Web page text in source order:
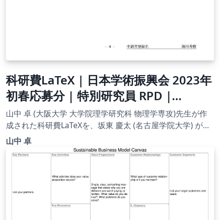
科研費LaTeX | 日本学術振興会 2023年
初春応募分 | 特別研究員 RPD |
2023.02.20
山中 卓 (大阪大学 大学院理学研究科 物理学専攻)先生が作
成された科研費LaTeXを、坂東 慶太 (名古屋学院大学) が了
承を得てテンプレート登録しています。 詳細はこちら↓を
ご確認ください。 http://osksn2.hep.sci.osaka-
山中 卓